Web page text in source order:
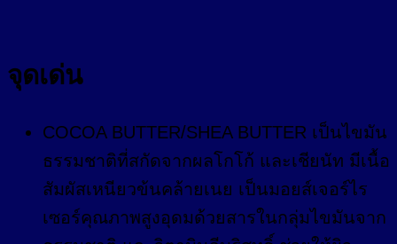
จุดเด่น
COCOA BUTTER/SHEA BUTTER เป็นไขมัน
ธรรมชาติที่สกัดจากผลโกโก้ และเชียนัท มีเนื้อ
สัมผัสเหนียวข้นคล้ายเนย เป็นมอยส์เจอร์ไร
เซอร์คุณภาพสูงอุดมด้วยสารในกลุ่มไขมันจาก